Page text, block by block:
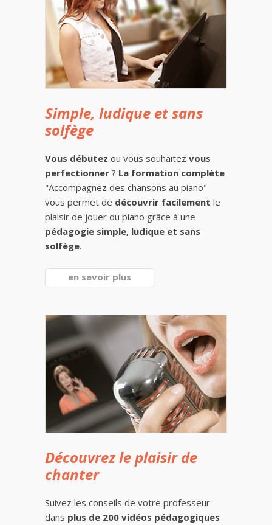
Simple, ludique et sans
solfège
Vous débutez ou vous souhaitez vous
perfectionner ? La formation complète
"Accompagnez des chansons au piano"
vous permet de découvrir facilement le
plaisir de jouer du piano grâce à une
pédagogie simple, ludique et sans
solfège.
en savoir plus
Découvrez le plaisir de
chanter
Suivez les conseils de votre professeur
dans plus de 200 vidéos pédagogiques